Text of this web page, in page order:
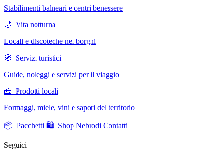
Stabilimenti balneari e centri benessere
🌙 Vita notturna
Locali e discoteche nei borghi
🧭 Servizi turistici
Guide, noleggi e servizi per il viaggio
🧀 Prodotti locali
Formaggi, miele, vini e sapori del territorio
📦 Pacchetti 🛍️ Shop Nebrodi Contatti
Seguici